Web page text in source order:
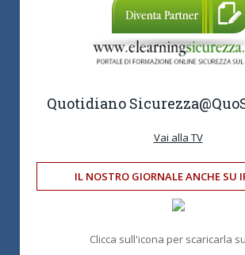
Quotidiano Sicurezza
Vai alla TV
IL NOSTRO GIORNALE ANCHE SU
Clicca sull'icona per scaricarla